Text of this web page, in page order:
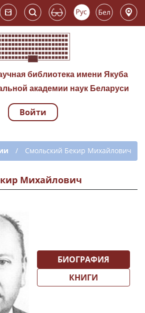
библиотека имени Якуба
академии наук Беларуси
Навигация по
Войти
навигация
/ Смольский Бекир Михайлович
Михайлович
БИОГРАФИЯ
КНИГИ